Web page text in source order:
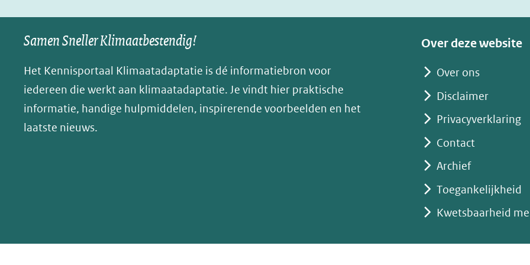
venster)
(verwijst
een
andere
website)
Samen Sneller Klimaatbestendig!
Het Kennisportaal Klimaatadaptatie is dé informatiebron voor
iedereen die werkt aan klimaatadaptatie. Je vindt hier praktische
informatie, handige hulpmiddelen, inspirerende voorbeelden en het
laatste nieuws.
Over deze website
Over ons
Disclaimer
Privacyverklaring
Contact
Archief
Toegankelijkheid
Kwetsbaarheid